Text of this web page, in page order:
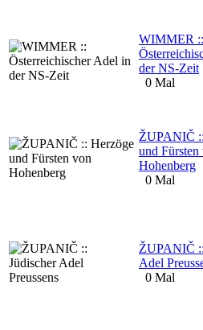
WIMMER ::
der NS-Zeit
0 Mal
ŽUPANIČ
und Fürsten
Hohenberg
0 Mal
ŽUPANIČ
Adel
0 Mal